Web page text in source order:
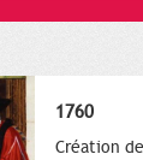
1760
Création